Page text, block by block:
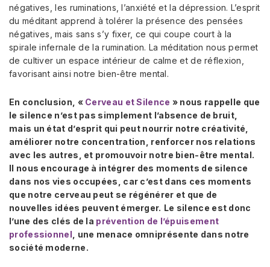
négatives, les ruminations, l’anxiété et la dépression. L’esprit
du méditant apprend à tolérer la présence des pensées
négatives, mais sans s’y fixer, ce qui coupe court à la
spirale infernale de la rumination. La méditation nous permet
de cultiver un espace intérieur de calme et de réflexion,
favorisant ainsi notre bien-être mental.
En conclusion, « Cerveau et Silence » nous rappelle que
le silence n’est pas simplement l’absence de bruit,
mais un état d’esprit qui peut nourrir notre créativité,
améliorer notre concentration, renforcer nos relations
avec les autres, et promouvoir notre bien-être mental.
Il nous encourage à intégrer des moments de silence
dans nos vies occupées, car c’est dans ces moments
que notre cerveau peut se régénérer et que de
nouvelles idées peuvent émerger. Le silence est donc
l’une des clés de la prévention de l’épuisement
professionnel , une menace omniprésente dans notre
société moderne.